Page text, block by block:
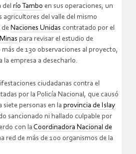
del río Tambo en sus operaciones, un
agricultores del valle del mismo
de Naciones Unidas contratado por el
para revisar el estudio de
de 130 observaciones al proyecto,
la empresa a desecharlo.
ciudadanas contra el
por la Policía Nacional, que causó
siete personas en la provincia de Islay
sancionado ni hallado culpable por
con la Coordinadora Nacional de
red de más de 100 organismos de la